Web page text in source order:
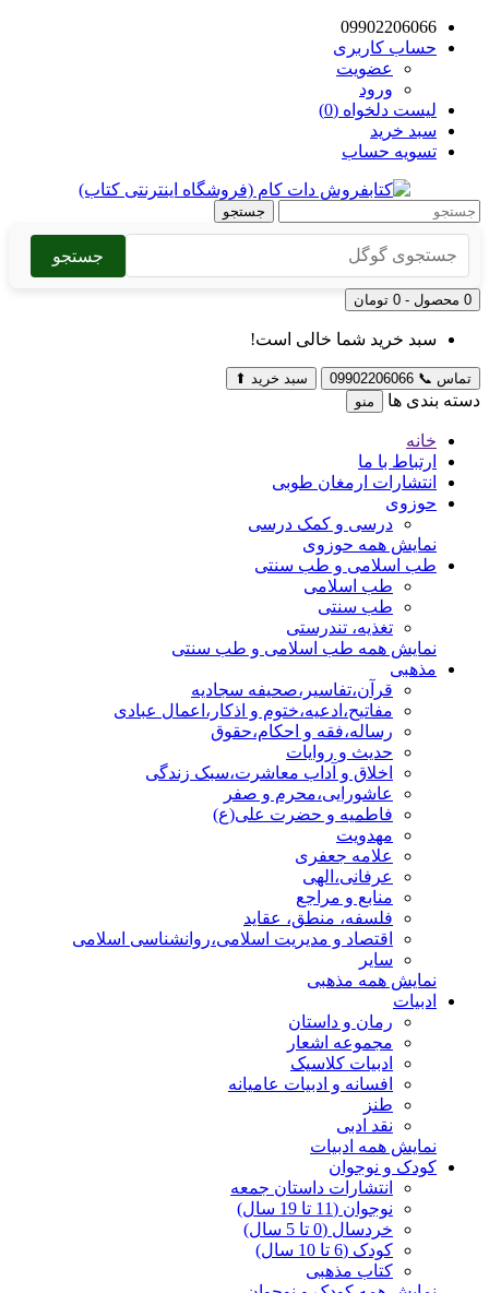
09902206066
حساب کاربری
عضویت
ورود
لیست دلخواه (0)
سبد خرید
تسویه حساب
جستجو
جستجو
0 محصول - 0 تومان
سبد خرید شما خالی است!
تماس 📞
09902206066 سبد خرید ⬆
دسته بندی ها منو
خانه
ارتباط با ما
انتشارات ارمغان طوبی
حوزوی
درسی و کمک درسی
نمایش همه حوزوی
طب اسلامی و طب سنتی
طب اسلامی
طب سنتی
تغذیه، تندرستی
نمایش همه طب اسلامی و طب سنتی
مذهبی
قرآن،تفاسیر،صحیفه سجادیه
مفاتیح،ادعیه،ختوم و اذکار،اعمال عبادی
رساله،فقه و احکام،حقوق
حدیث و روایات
اخلاق و آداب معاشرت،سبک زندگی
عاشورایی،محرم و صفر
فاطمیه و حضرت علی(ع)
مهدویت
علامه جعفری
عرفانی،الهی
منابع و مراجع
فلسفه، منطق، عقاید
اقتصاد و مدیریت اسلامی،روانشناسی اسلامی
سایر
نمایش همه مذهبی
ادبیات
رمان و داستان
مجموعه اشعار
ادبیات کلاسیک
افسانه و ادبیات عامیانه
طنز
نقد ادبی
نمایش همه ادبیات
کودک و نوجوان
انتشارات داستان جمعه
نوجوان (11 تا 19 سال)
خردسال (0 تا 5 سال)
کودک (6 تا 10 سال)
کتاب مذهبی